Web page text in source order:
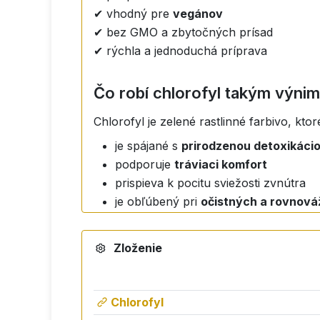
✔ vhodný pre vegánov
✔ bez GMO a zbytočných prísad
✔ rýchla a jednoduchá príprava
Čo robí chlorofyl takým
Chlorofyl je zelené rastlinné farbivo,
je spájané s prirodzenou
podporuje tráviaci komfort
prispieva k pocitu sviežosti zvnútra
je obľúbený pri očistných a
✔ 1× denne rozmiešať odporúčanú dávku
✔ vhodné ráno nalačno alebo počas dňa
Zloženie
Chlorofyl